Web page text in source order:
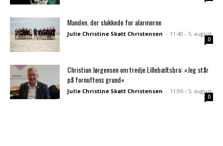
Manden, der slukkede for alarmerne
Julie Christine Skøtt Christensen - 11:40 - 5. august
0
Christian Jørgensen om tredje Lillebæltsbro: »Jeg står
på fornuftens grund«
Julie Christine Skøtt Christensen - 11:06 - 5. august
0